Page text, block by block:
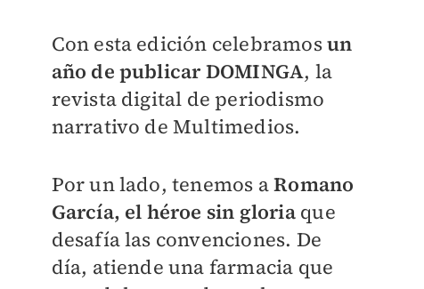
Con esta edición celebramosun
año de publicarDOMINGA, la
revista digital de periodismo
narrativo de Multimedios.
Por un lado, tenemos aRomano
García, el héroe sin gloriaque
desafía las convenciones. De
día, atiende una farmacia que